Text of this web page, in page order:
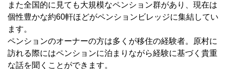
また全国的に見ても大規模なペンション群があり、現在は
個性豊かな約60軒ほどがペンションビレッジに集結してい
ます。
ペンションのオーナーの方は多くが移住の経験者。原村に
訪れる際にはペンションに泊まりながら経験に基づく貴重
な話を聞くことができます。